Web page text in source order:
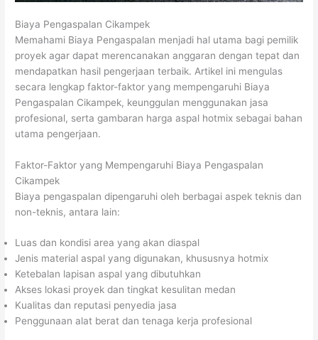
Biaya Pengaspalan Cikampek
Memahami Biaya Pengaspalan menjadi hal utama bagi pemilik
proyek agar dapat merencanakan anggaran dengan tepat dan
mendapatkan hasil pengerjaan terbaik. Artikel ini mengulas
secara lengkap faktor-faktor yang mempengaruhi Biaya
Pengaspalan Cikampek, keunggulan menggunakan jasa
profesional, serta gambaran harga aspal hotmix sebagai bahan
utama pengerjaan.
Faktor-Faktor yang Mempengaruhi Biaya Pengaspalan
Cikampek
Biaya pengaspalan dipengaruhi oleh berbagai aspek teknis dan
non-teknis, antara lain:
Luas dan kondisi area yang akan diaspal
Jenis material aspal yang digunakan, khususnya hotmix
Ketebalan lapisan aspal yang dibutuhkan
Akses lokasi proyek dan tingkat kesulitan medan
Kualitas dan reputasi penyedia jasa
Penggunaan alat berat dan tenaga kerja profesional